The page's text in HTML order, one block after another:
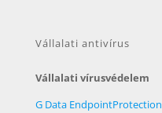
Vállalati antivírus
Vállalati vírusvédelem
G Data EndpointProtection